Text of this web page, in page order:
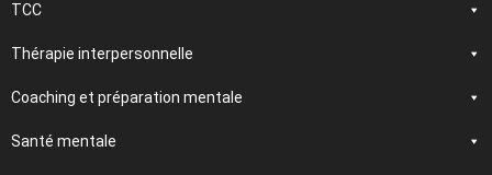
TCC
Thérapie interpersonnelle
Coaching et préparation mentale
Santé mentale
Traitements et
psychothérapies